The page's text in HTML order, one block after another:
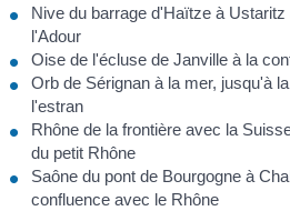
Nive du barrage d'Haïtze à
l'Adour
Oise de l'écluse de Janville à la
Orb de Sérignan à la mer, jusqu'à
l'estran
Rhône de la frontière avec la
du petit Rhône
Saône du pont de Bourgogne à
confluence avec le Rhône